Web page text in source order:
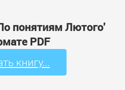
понятиям Лютого'
PDF
книгу...